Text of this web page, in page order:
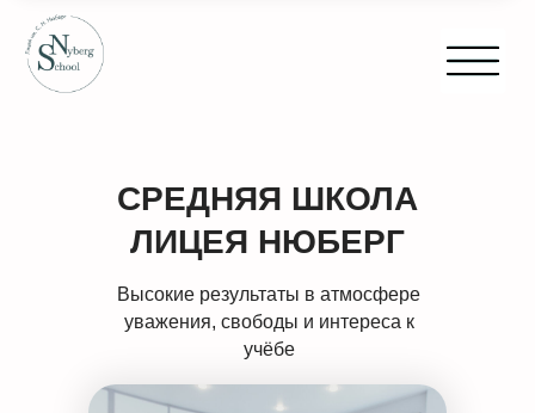
СРЕДНЯЯ ШКОЛА
ЛИЦЕЯ НЮБЕРГ
Высокие результаты в атмосфере
уважения, свободы и интереса к
учёбе